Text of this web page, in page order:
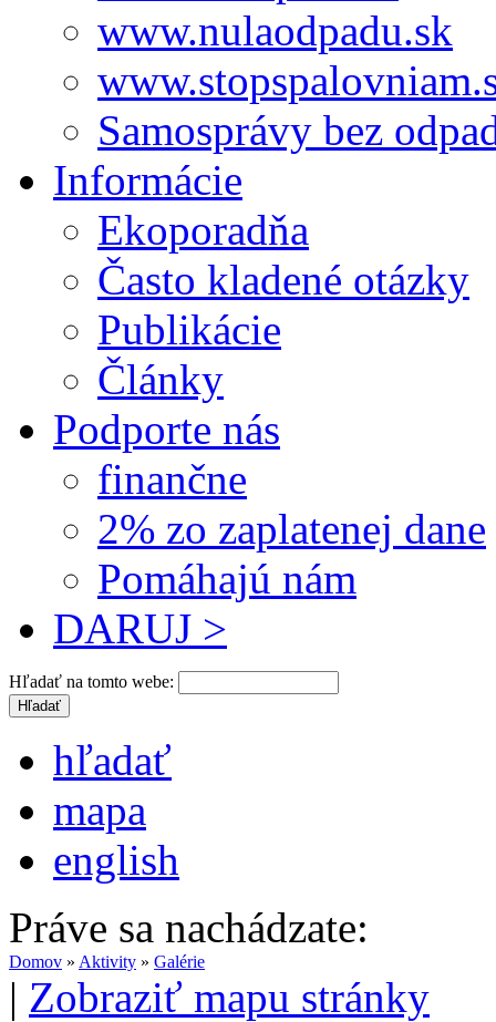
www.nulaodpadu.sk
Samosprávy bez
Informácie
Ekoporadňa
Často kladené otázky
Publikácie
Články
Podporte nás
finančne
2% zo zaplatenej dane
Pomáhajú nám
DARUJ >
Hľadať na tomto webe:
hľadať
mapa
english
Práve sa nachádzate:
Domov » Aktivity » Galérie
| Zobraziť mapu stránky